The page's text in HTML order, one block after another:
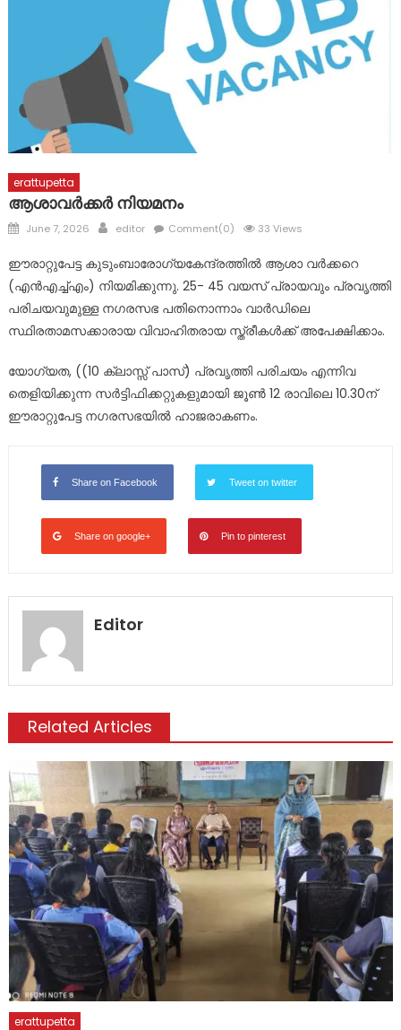
മാലാഖയായി എത്തിയത് മാർ സ്ലീവാ മെഡിസിറ്റിയിലെ നഴ്സ് !
പ്രളയബാധിത പൂഞ്ഞാർ തെക്കേക്കരയെ അവഗണിച്ച
പൊതുമരാമത്ത് മന്ത്രി പി.കെ. ബഷീറിന്റെ നടപടി
പ്രതിഷേധാർഹം ബി ജെ പി
ഈരാറ്റുപേട്ട-വാഗമൺ റോഡിലെ രാത്രികാല യാത്രയ്ക്കും
വിനോദസഞ്ചാരകേന്ദ്രങ്ങലേയ്ക്കുള്ള പ്രവേശനത്തിനും
വിലക്ക്
erattupetta
ആശാവർക്കർ നിയമനം
Posted
June 7, 2026 Author
editor Comment(0) 33 Views
ഈരാറ്റുപേട്ട കുടുംബാരോഗ്യകേന്ദ്രത്തിൽ ആശാ വർക്കറെ
(എൻഎച്ച്എം) നിയമിക്കുന്നു. 25- 45 വയസ് പ്രായവും പ്രവൃത്തി
പരിചയവുമുള്ള നഗരസഭ പതിനൊന്നാം വാർഡിലെ
സ്ഥിരതാമസക്കാരായ വിവാഹിതരായ സ്ത്രീകൾക്ക് അപേക്ഷിക്കാം.
യോഗ്യത, ((10 ക്ലാസ്സ് പാസ്) പ്രവൃത്തി പരിചയം എന്നിവ
തെളിയിക്കുന്ന സർട്ടിഫിക്കറ്റുകളുമായി ജൂൺ 12 രാവിലെ 10.30ന്
ഈരാറ്റുപേട്ട നഗരസഭയിൽ ഹാജരാകണം.
Share on Facebook Tweet on twitter
Share on google+ Pin to pinterest
Editor
Related Articles
erattupetta